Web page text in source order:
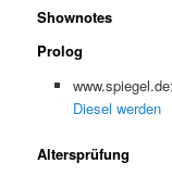
Shownotes
Prolog
www.spiegel.de:
Diesel werden
Altersprüfung